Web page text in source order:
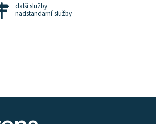
další služby
nadstandarní služby